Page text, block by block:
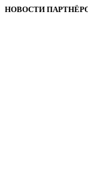
НОВОСТИ